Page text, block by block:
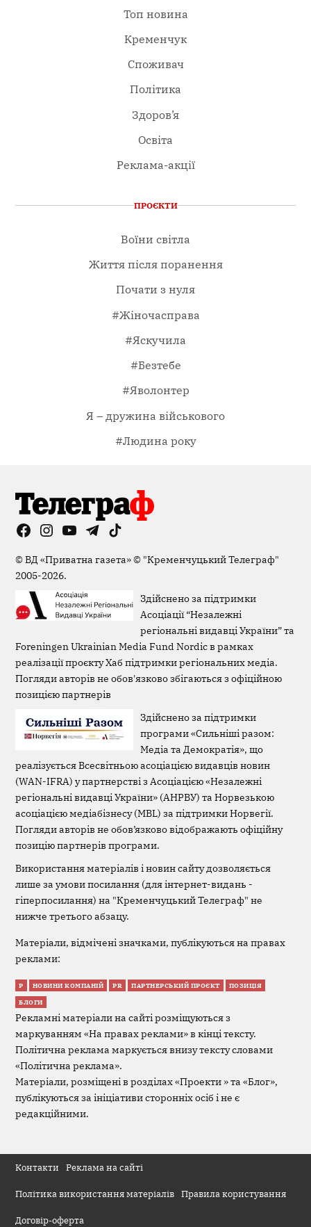
Топ новина
Кременчук
Споживач
Політика
Здоров’я
Освіта
Реклама-акції
ПРОЄКТИ
Воїни світла
Життя після поранення
Почати з нуля
#Жіночасправа
#Яскучила
#Безтебе
#Яволонтер
Я – дружина військового
#Людина року
FacebookInstagram
YouTubeTelegramTikTok
©ВД «Приватна газета»© "Кременчуцький Телеграф"
2005-2026.
Здійснено за підтримки
Асоціації “Незалежні
регіональні видавці України” та
Foreningen Ukrainian Media Fund Nordic в рамках
реалізації проєкту Хаб підтримки регіональних медіа.
Погляди авторів не обов'язково збігаються з офіційною
позицією партнерів
Здійснено за підтримки
програми «Сильніші разом:
Медіа та Демократія», що
реалізується Всесвітньою асоціацією видавців новин
(WAN-IFRA) у партнерстві з Асоціацією «Незалежні
регіональні видавці України» (АНРВУ) та Норвезькою
асоціацією медіабізнесу (MBL) за підтримки Норвегії.
Погляди авторів не обов’язково відображають офіційну
позицію партнерів програми.
Використання матеріалів і новин сайту дозволяється
лише за умови посилання (для інтернет-видань -
гіперпосилання) на "Кременчуцький Телеграф" не
нижче третього абзацу.
Матеріали, відмічені значками, публікуються на правах
реклами:
Р НОВИНИ КОМПАНІЙ PR ПАРТНЕРСЬКИЙ ПРОЄКТ ПОЗИЦІЯ
БЛОГИ
Рекламні матеріали на сайті розміщуються з
маркуванням «На правах реклами» в кінці тексту.
Політична реклама маркується внизу тексту словами
«Політична реклама».
Матеріали, розміщені в розділах «Проекти » та «Блог»,
публікуються за ініціативи сторонніх осіб і не є
редакційними.
Контакти Реклама на сайті
Політика використання матеріалів Правила користування
Договір-оферта